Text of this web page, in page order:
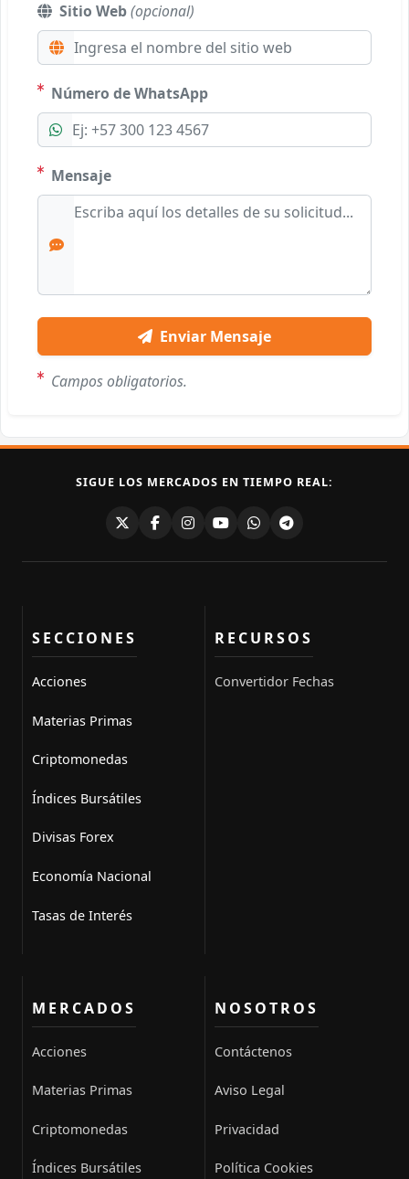
Sitio Web(opcional)
Número de WhatsApp
Mensaje
Enviar Mensaje
Campos obligatorios.
SIGUE LOS MERCADOS EN TIEMPO REAL:
SECCIONES
Acciones
Materias Primas
Criptomonedas
Índices Bursátiles
Divisas Forex
Economía Nacional
Tasas de Interés
RECURSOS
Convertidor Fechas
MERCADOS
Acciones
Materias Primas
Criptomonedas
Índices Bursátiles
NOSOTROS
Contáctenos
Aviso Legal
Privacidad
Política Cookies